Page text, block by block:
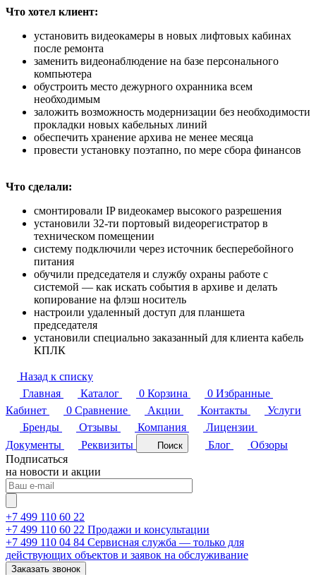
Что хотел клиент:
установить видеокамеры в новых лифтовых кабинах
после ремонта
заменить видеонаблюдение на базе персонального
компьютера
обустроить место дежурного охранника всем
необходимым
заложить возможность модернизации без необходимости
прокладки новых кабельных линий
обеспечить хранение архива не менее месяца
провести установку поэтапно, по мере сбора финансов
Что сделали:
смонтировали IP видеокамер высокого разрешения
установили 32-ти портовый видеорегистратор в
техническом помещении
систему подключили через источник бесперебойного
питания
обучили председателя и службу охраны работе с
системой — как искать события в архиве и делать
копирование на флэш носитель
настроили удаленный доступ для планшета
председателя
установили специально заказанный для клиента кабель
КПЛК
Назад к списку
Главная
Каталог 0 Корзина 0 Избранные
Кабинет
0 Сравнение Акции Контакты
Услуги
Бренды
Отзывы Компания
Лицензии
Документы
Реквизиты Поиск Блог
Обзоры
Подписаться
на новости и акции
+7 499 110 60 22
+7 499 110 60 22 Продажи и консультации
+7 499 110 04 84 Сервисная служба — только для
действующих объектов и заявок на обслуживание
Заказать звонок